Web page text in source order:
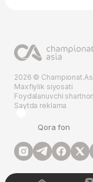
2026 ©
Maxfiylik siyosati
Foydalanuvchi
Saytda reklama
Qora fon